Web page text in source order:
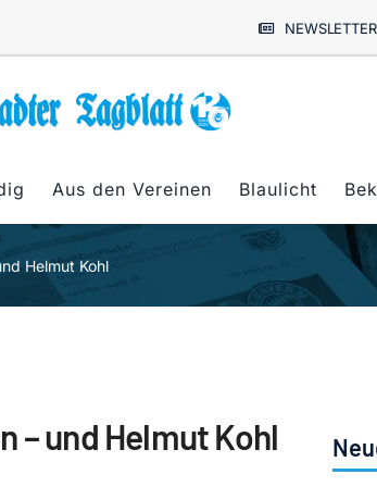
NEWSLETTER
Aus den Vereinen Blaulicht
Helmut Kohl
und Helmut Kohl